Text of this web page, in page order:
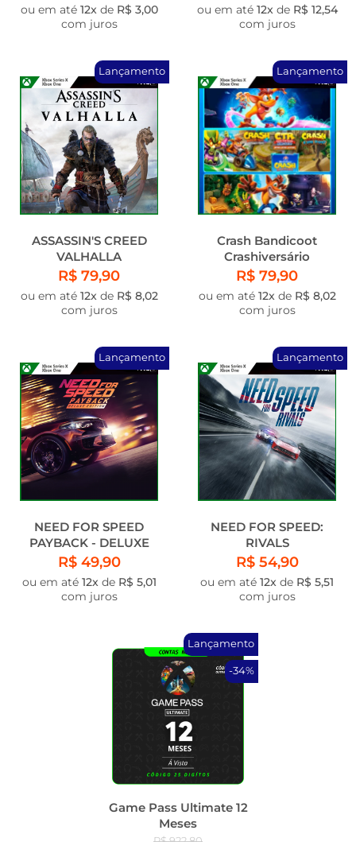
ou em até 12xde R$ 3,00
com juros
ou em até 12xde R$ 12,54
com juros
Lançamento
ASSASSIN'S CREED
VALHALLA
R$ 79,90
ou em até 12xde R$ 8,02
com juros
Lançamento
Crash Bandicoot
Crashiversário
R$ 79,90
ou em até 12xde R$ 8,02
com juros
Lançamento
NEED FOR SPEED
PAYBACK - DELUXE
EDITION
R$ 49,90
ou em até 12xde R$ 5,01
com juros
Lançamento
NEED FOR SPEED:
RIVALS
R$ 54,90
ou em até 12x de R$ 5,51
com juros
Lançamento
-34%
Game Pass Ultimate 12
Meses